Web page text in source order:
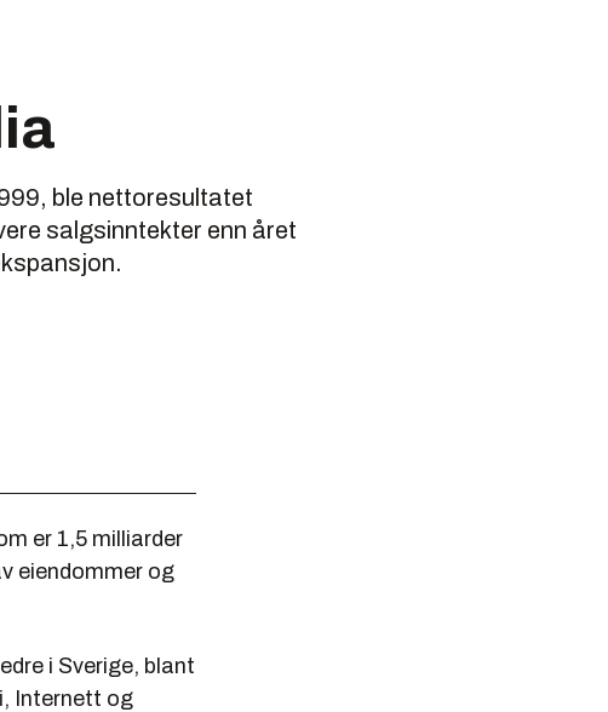
ble nettoresultatet
salgsinntekter enn året
er 1,5 milliarder
eiendommer og
i Sverige, blant
Internett og